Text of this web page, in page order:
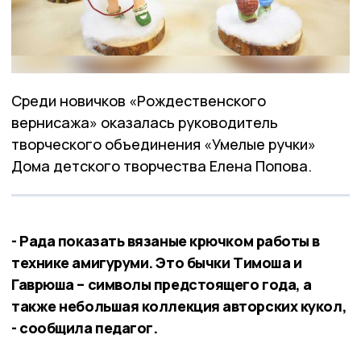
Среди новичков «Рождественского
вернисажа» оказалась руководитель
творческого объединения «Умелые ручки»
Дома детского творчества Елена Попова.
- Рада показать вязаные крючком работы в
технике амигуруми. Это бычки Тимоша и
Гаврюша – символы предстоящего года, а
также небольшая коллекция авторских кукол,
- сообщила педагог.